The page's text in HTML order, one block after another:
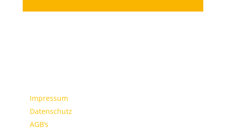
Impressum
Datenschutz
AGB’s